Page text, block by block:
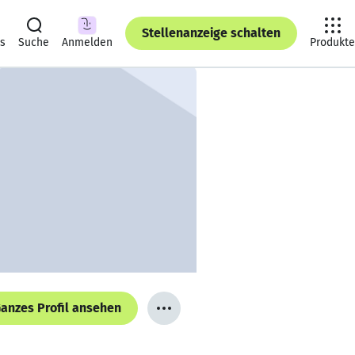
Suche Anmelden
Stellenanzeige schalten
Produkte
Profil ansehen